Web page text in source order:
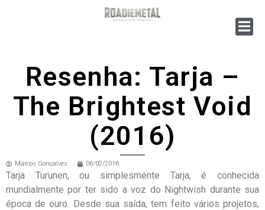
Resenha: Tarja –
The Brightest Void
(2016)
Marcos Gonçalves 06/02/2016
Tarja Turunen, ou simplesmente Tarja, é conhecida
mundialmente por ter sido a voz do Nightwish durante sua
época de ouro. Desde sua saída, tem feito vários projetos,